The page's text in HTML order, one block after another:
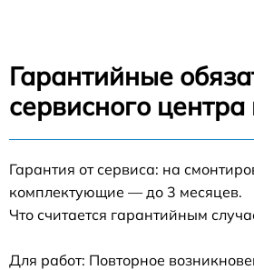
Гарантийные
сервисного
Гарантия от сервиса: на
комплектующие — до 3 месяцев.
Что считается гарантийным
Для работ: Повторное